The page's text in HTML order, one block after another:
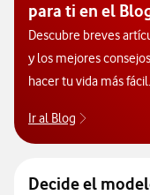
para ti en el
Descubre breves
y los mejores
hacer tu vida más fácil.
Ir al Blog
Decide el